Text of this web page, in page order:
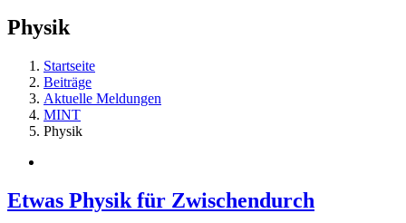
Physik
Startseite
Beiträge
Aktuelle Meldungen
MINT
Physik
Etwas Physik für Zwischendurch